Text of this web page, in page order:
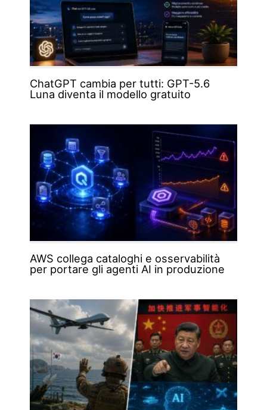
ChatGPT cambia per tutti: GPT-5.6
Luna diventa il modello gratuito
AWS collega cataloghi e osservabilità
per portare gli agenti AI in produzione